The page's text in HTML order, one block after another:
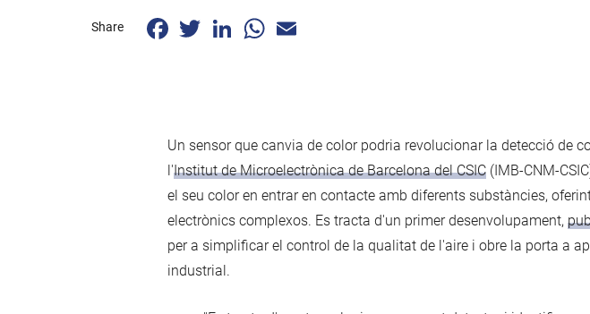
Share FacebookTwitterLinkedInWhatsApp
Un sensor que canvia de color podria revolucionar la detecció de
l'Institut de Microelectrònica de Barcelona del CSIC (IMB-CNM-
el seu color en entrar en contacte amb diferents substàncies,
electrònics complexos. Es tracta d'un primer desenvolupament,
per a simplificar el control de la qualitat de l'aire i obre la porta a
industrial.